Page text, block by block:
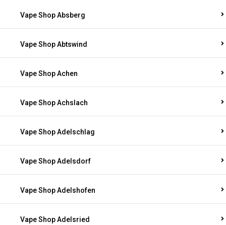
Vape Shop Absberg
Vape Shop Abtswind
Vape Shop Achen
Vape Shop Achslach
Vape Shop Adelschlag
Vape Shop Adelsdorf
Vape Shop Adelshofen
Vape Shop Adelsried